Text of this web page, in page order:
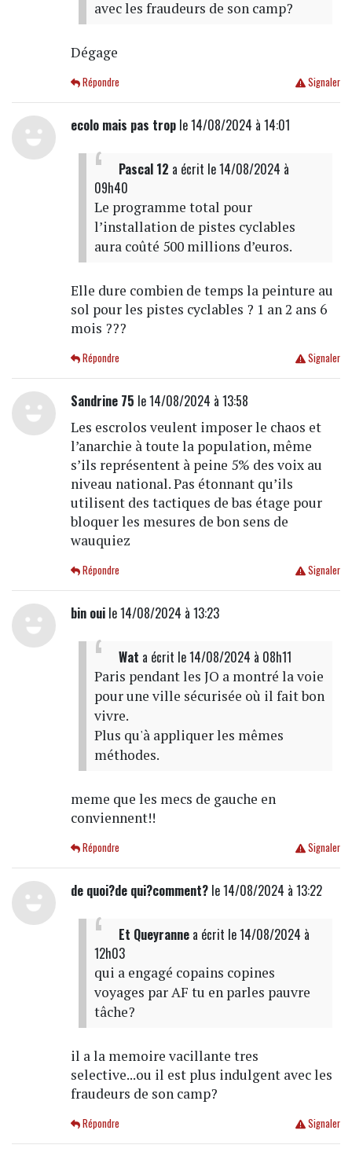
avec les fraudeurs de son camp?
Dégage
Signaler
Répondre
ecolo mais pas trople 14/08/2024 à 14:01
Pascal 12 a écrit le 14/08/2024 à
09h40
Le programme total pour
l’installation de pistes cyclables
aura coûté 500 millions d’euros.
Elle dure combien de temps la peinture au
sol pour les pistes cyclables ? 1 an 2 ans 6
mois ???
Signaler
Répondre
Sandrine 75 le 14/08/2024 à 13:58
Les escrolos veulent imposer le chaos et
l’anarchie à toute la population, même
s’ils représentent à peine 5% des voix au
niveau national. Pas étonnant qu’ils
utilisent des tactiques de bas étage pour
bloquer les mesures de bon sens de
wauquiez
Signaler
Répondre
bin ouile 14/08/2024 à 13:23
Wat a écrit le 14/08/2024 à 08h11
Paris pendant les JO a montré la voie
pour une ville sécurisée où il fait bon
vivre.
Plus qu'à appliquer les mêmes
méthodes.
meme que les mecs de gauche en
conviennent!!
Signaler
Répondre
de quoi?de qui?comment?le 14/08/2024 à 13:22
Et Queyrannea écrit le 14/08/2024 à
12h03
qui a engagé copains copines
voyages par AF tu en parles pauvre
tâche?
il a la memoire vacillante tres
selective...ou il est plus indulgent avec les
fraudeurs de son camp?
Signaler
Répondre